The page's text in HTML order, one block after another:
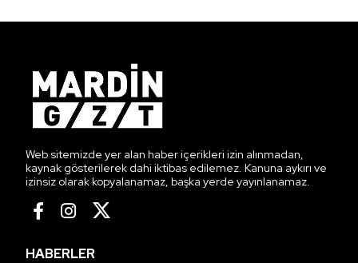
Web sitemizde yer alan haber içerikleri izin alınmadan,
kaynak gösterilerek dahi iktibas edilemez. Kanuna aykırı ve
izinsiz olarak kopyalanamaz, başka yerde yayınlanamaz.
HABERLER